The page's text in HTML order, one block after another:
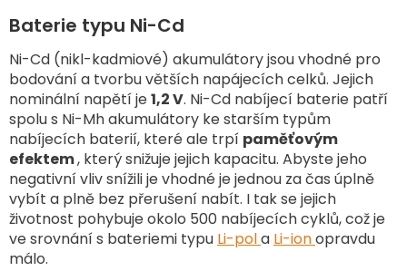
d
a
c
í
p
r
v
k
y
v
ý
p
Baterie typu Ni-Cd
Ni-Cd (nikl-kadmiové) akumulátory jsou vhodné pro
bodování a tvorbu větších napájecích celků. Jejich
nominální napětí je1,2 V. Ni-Cd nabíjecí baterie patří
spolu s Ni-Mh akumulátory ke starším typům
nabíjecích baterií, které ale trpí paměťovým
efektem, který snižuje jejich kapacitu. Abyste jeho
negativní vliv snížili je vhodné je jednou za čas úplně
vybít a plně bez přerušení nabít. I tak se jejich
životnost pohybuje okolo 500 nabíjecích cyklů, což je
ve srovnání s bateriemi typu Li-pola Li-ionopravdu
málo.